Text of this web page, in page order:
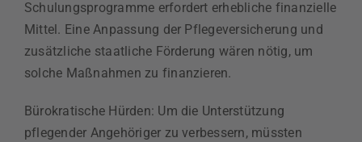
Schulungsprogramme erfordert erhebliche finanzielle
Mittel. Eine Anpassung der Pflegeversicherung und
zusätzliche staatliche Förderung wären nötig, um
solche Maßnahmen zu finanzieren.
Bürokratische Hürden: Um die Unterstützung
pflegender Angehöriger zu verbessern, müssten